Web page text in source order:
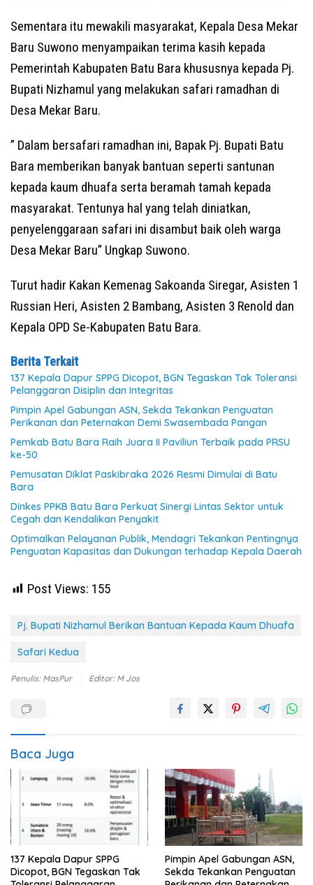
Sementara itu mewakili masyarakat, Kepala Desa Mekar
Baru Suwono menyampaikan terima kasih kepada
Pemerintah Kabupaten Batu Bara khususnya kepada Pj.
Bupati Nizhamul yang melakukan safari ramadhan di
Desa Mekar Baru.
” Dalam bersafari ramadhan ini, Bapak Pj. Bupati Batu
Bara memberikan banyak bantuan seperti santunan
kepada kaum dhuafa serta beramah tamah kepada
masyarakat. Tentunya hal yang telah diniatkan,
penyelenggaraan safari ini disambut baik oleh warga
Desa Mekar Baru” Ungkap Suwono.
Turut hadir Kakan Kemenag Sakoanda Siregar, Asisten 1
Russian Heri, Asisten 2 Bambang, Asisten 3 Renold dan
Kepala OPD Se-Kabupaten Batu Bara.
Berita Terkait
137 Kepala Dapur SPPG Dicopot, BGN Tegaskan Tak Toleransi
Pelanggaran Disiplin dan Integritas
Pimpin Apel Gabungan ASN, Sekda Tekankan Penguatan
Perikanan dan Peternakan Demi Swasembada Pangan
Pemkab Batu Bara Raih Juara II Paviliun Terbaik pada PRSU
ke-50
Pemusatan Diklat Paskibraka 2026 Resmi Dimulai di Batu
Bara
Dinkes PPKB Batu Bara Perkuat Sinergi Lintas Sektor untuk
Cegah dan Kendalikan Penyakit
Optimalkan Pelayanan Publik, Mendagri Tekankan Pentingnya
Penguatan Kapasitas dan Dukungan terhadap Kepala Daerah
Post Views: 155
Pj. Bupati Nizhamul Berikan Bantuan Kepada Kaum Dhuafa
Safari Kedua
Penulis: MasPur Editor: M Jos
Baca Juga
137 Kepala Dapur SPPG
Dicopot, BGN Tegaskan Tak
Pimpin Apel Gabungan ASN,
Sekda Tekankan Penguatan